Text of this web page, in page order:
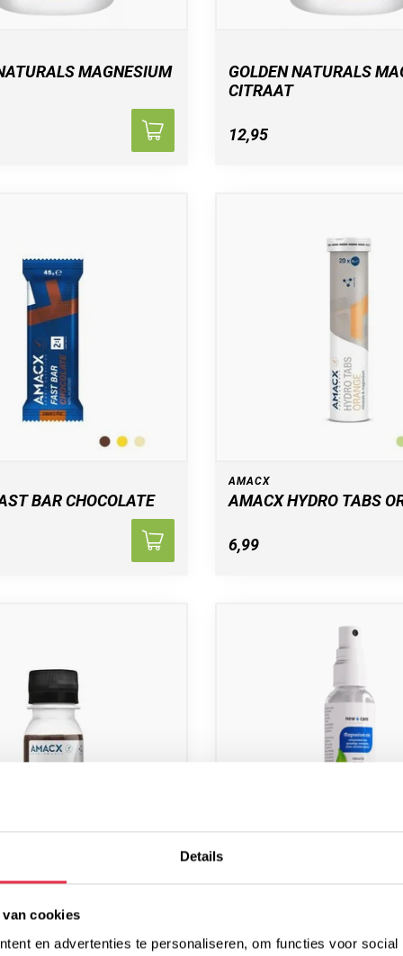
Details
cookies
en advertenties te personaliseren, om functies voor
MAGNESIUM
GOLDEN NATURALS
CITRAAT
12,95
BAR CHOCOLATE
AMACX
AMACX HYDRO TABS
6,99
SHOT